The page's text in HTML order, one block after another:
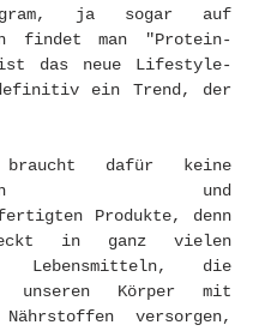
ja sogar auf
findet man "Protein-
das neue Lifestyle-
ein Trend, der
dafür keine
und
Produkte, denn
in ganz vielen
Lebensmitteln, die
Körper mit
versorgen,